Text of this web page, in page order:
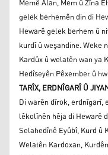
Memê Alan, Mem û Zîna
gelek berhemên din di
Hewarê gelek berhem û
kurdî û weşandine. Weke
Kardûx û welatên wan ya
Hedîseyên Pêxember û
TARÎX, ERDNÎGARÎ Û
Di warên dîrok, erdnîgarî,
lêkolînên hêja di Hewarê
Selahedînê Eyûbî, Kurd û
Welatên Kardoxan,